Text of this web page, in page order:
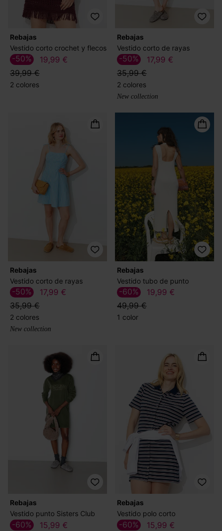
Rebajas
Vestido corto crochet y flecos
19,99 €
39,99 €
-50%
2 colores
Rebajas
Vestido corto de rayas
17,99 €
35,99 €
-50%
2 colores
New collection
Rebajas
Vestido corto de rayas
17,99 €
35,99 €
-50%
2 colores
New collection
Rebajas
Vestido tubo de punto
19,99 €
49,99 €
-60%
1 color
Rebajas
Vestido punto Sisters Club
15,99 €
-60%
Rebajas
Vestido polo corto
15,99 €
-60%